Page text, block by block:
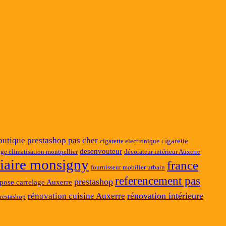
prestashop pas cher cigarette electronique cigarette
climatisation montpellier desenvouteur décorateur intérieur Auxerre
monsigny fournisseur mobilier urbain france
pose carrelage Auxerre prestashop referencement pas
rénovation cuisine Auxerre rénovation intérieure